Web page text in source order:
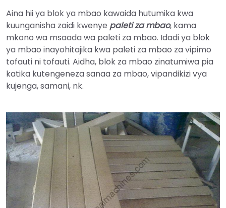
Aina hii ya blok ya mbao kawaida hutumika kwa
kuunganisha zaidi kwenye paleti za mbao, kama
mkono wa msaada wa paleti za mbao. Idadi ya blok
ya mbao inayohitajika kwa paleti za mbao za vipimo
tofauti ni tofauti. Aidha, blok za mbao zinatumiwa pia
katika kutengeneza sanaa za mbao, vipandikizi vya
kujenga, samani, nk.